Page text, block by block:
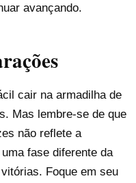
avançando.
cair na armadilha de
Mas lembre-se de que
não reflete a
fase diferente da
Foque em seu